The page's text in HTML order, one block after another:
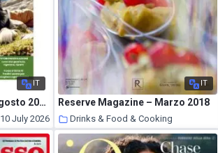
IT
Terra Nuova – Luglio-Agosto 2026
10 July 2026
IT
Reserve Magazine – Marzo 2018
Drinks & Food & Cooking
10 July 2026